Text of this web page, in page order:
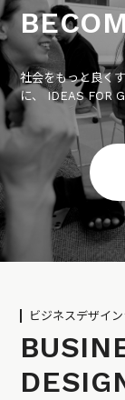
社会をもっと良く
に、 IDEAS FOR
ビジネスデザイ